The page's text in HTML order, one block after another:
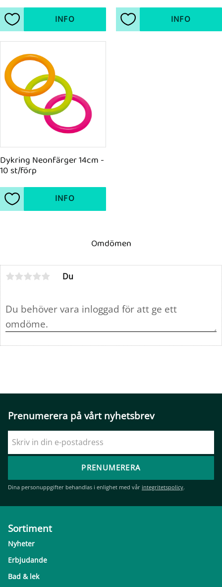
Omdömen
Du
Lägg till i favoriter
INFO
Lägg till i favoriter
INFO
Dykring Neonfärger 14cm -
10 st/förp
Lägg till i favoriter
INFO
Prenumerera på vårt nyhetsbrev
PRENUMERERA
Dina personuppgifter behandlas i enlighet med vår integritetspolicy.
Sortiment
Nyheter
Erbjudande
Bad & lek